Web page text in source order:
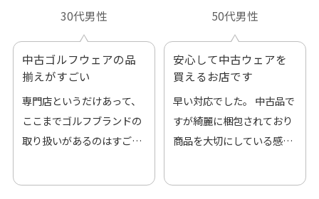
30代男性
中古ゴルフウェアの品
揃えがすごい
専門店というだけあって、
ここまでゴルフブランドの
取り扱いがあるのはすご
50代男性
安心して中古ウェアを
買えるお店です
早い対応でした。 中古品で
すが綺麗に梱包されており
商品を大切にしている感が